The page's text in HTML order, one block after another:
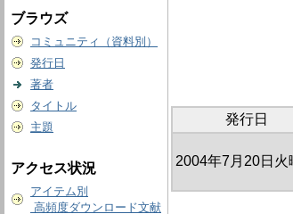
ブラウズ
コミュニティ（資料別）
発行日
著者
タイトル
主題
アクセス状況
アイテム別
高頻度ダウンロード文献
発行日
2004年7月20日火